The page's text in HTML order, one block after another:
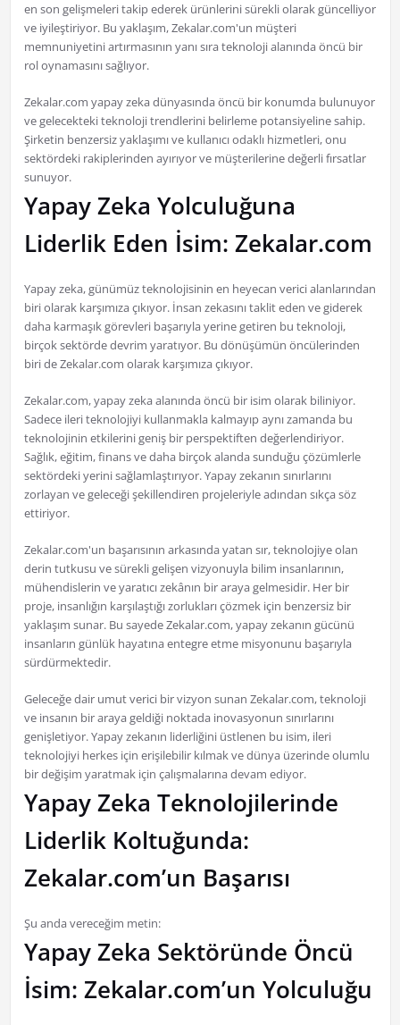
en son gelişmeleri takip ederek ürünlerini sürekli olarak güncelliyor
ve iyileştiriyor. Bu yaklaşım, Zekalar.com'un müşteri
memnuniyetini artırmasının yanı sıra teknoloji alanında öncü bir
rol oynamasını sağlıyor.
Zekalar.com yapay zeka dünyasında öncü bir konumda bulunuyor
ve gelecekteki teknoloji trendlerini belirleme potansiyeline sahip.
Şirketin benzersiz yaklaşımı ve kullanıcı odaklı hizmetleri, onu
sektördeki rakiplerinden ayırıyor ve müşterilerine değerli fırsatlar
sunuyor.
Yapay Zeka Yolculuğuna
Liderlik Eden İsim: Zekalar.com
Yapay zeka, günümüz teknolojisinin en heyecan verici alanlarından
biri olarak karşımıza çıkıyor. İnsan zekasını taklit eden ve giderek
daha karmaşık görevleri başarıyla yerine getiren bu teknoloji,
birçok sektörde devrim yaratıyor. Bu dönüşümün öncülerinden
biri de Zekalar.com olarak karşımıza çıkıyor.
Zekalar.com, yapay zeka alanında öncü bir isim olarak biliniyor.
Sadece ileri teknolojiyi kullanmakla kalmayıp aynı zamanda bu
teknolojinin etkilerini geniş bir perspektiften değerlendiriyor.
Sağlık, eğitim, finans ve daha birçok alanda sunduğu çözümlerle
sektördeki yerini sağlamlaştırıyor. Yapay zekanın sınırlarını
zorlayan ve geleceği şekillendiren projeleriyle adından sıkça söz
ettiriyor.
Zekalar.com'un başarısının arkasında yatan sır, teknolojiye olan
derin tutkusu ve sürekli gelişen vizyonuyla bilim insanlarının,
mühendislerin ve yaratıcı zekânın bir araya gelmesidir. Her bir
proje, insanlığın karşılaştığı zorlukları çözmek için benzersiz bir
yaklaşım sunar. Bu sayede Zekalar.com, yapay zekanın gücünü
insanların günlük hayatına entegre etme misyonunu başarıyla
sürdürmektedir.
Geleceğe dair umut verici bir vizyon sunan Zekalar.com, teknoloji
ve insanın bir araya geldiği noktada inovasyonun sınırlarını
genişletiyor. Yapay zekanın liderliğini üstlenen bu isim, ileri
teknolojiyi herkes için erişilebilir kılmak ve dünya üzerinde olumlu
bir değişim yaratmak için çalışmalarına devam ediyor.
Yapay Zeka Teknolojilerinde
Liderlik Koltuğunda:
Zekalar.com’un Başarısı
Şu anda vereceğim metin:
Yapay Zeka Sektöründe Öncü
İsim: Zekalar.com’un Yolculuğu